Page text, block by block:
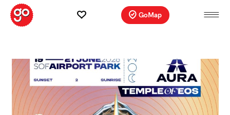
GoMap